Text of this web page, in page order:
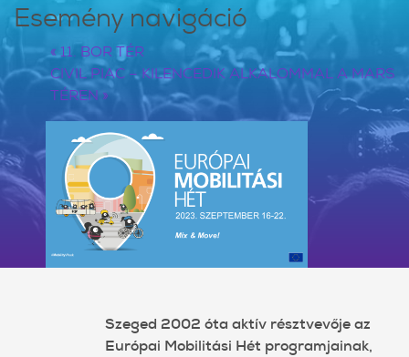
Esemény navigáció
«11. BOR TÉR
CIVIL PIAC – KILENCEDIK ALKALOMMAL A MARS
TÉREN »
Szeged 2002 óta aktív résztvevője az
Európai Mobilitási Hét programjainak,